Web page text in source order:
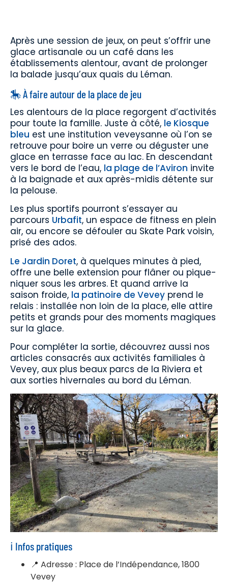
Après une session de jeux, on peut s’offrir une
glace artisanale ou un café dans les
établissements alentour, avant de prolonger
la balade jusqu’aux quais du Léman.
🎠 À faire autour de la place de jeu
Les alentours de la place regorgent d’activités
pour toute la famille. Juste à côté, le Kiosque
bleu est une institution veveysanne où l’on se
retrouve pour boire un verre ou déguster une
glace en terrasse face au lac. En descendant
vers le bord de l’eau, la plage de l’Aviron invite
à la baignade et aux après-midis détente sur
la pelouse.
Les plus sportifs pourront s’essayer au
parcours Urbafit, un espace de fitness en plein
air, ou encore se défouler au Skate Park voisin,
prisé des ados.
Le Jardin Doret, à quelques minutes à pied,
offre une belle extension pour flâner ou pique-
niquer sous les arbres. Et quand arrive la
saison froide, la patinoire de Vevey prend le
relais : installée non loin de la place, elle attire
petits et grands pour des moments magiques
sur la glace.
Pour compléter la sortie, découvrez aussi nos
articles consacrés aux activités familiales à
Vevey, aux plus beaux parcs de la Riviera et
aux sorties hivernales au bord du Léman.
ℹ️ Infos pratiques
📍 Adresse : Place de l’Indépendance, 1800
Vevey